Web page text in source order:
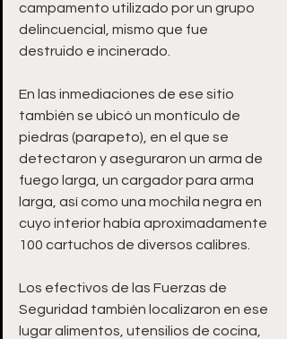
campamento utilizado por un grupo
delincuencial, mismo que fue
destruido e incinerado.
En las inmediaciones de ese sitio
también se ubicó un montículo de
piedras (parapeto), en el que se
detectaron y aseguraron un arma de
fuego larga, un cargador para arma
larga, así como una mochila negra en
cuyo interior había aproximadamente
100 cartuchos de diversos calibres.
Los efectivos de las Fuerzas de
Seguridad también localizaron en ese
lugar alimentos, utensilios de cocina,